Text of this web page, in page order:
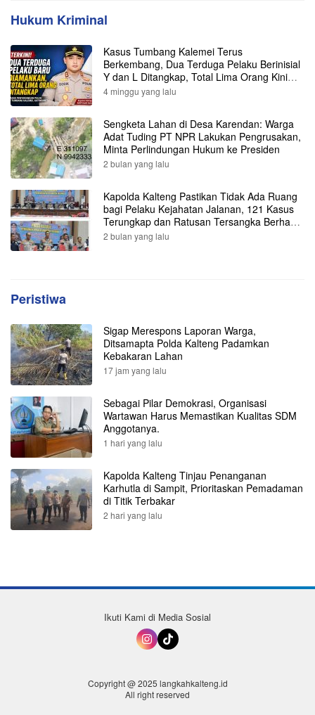
Hukum Kriminal
Kasus Tumbang Kalemei Terus
Berkembang, Dua Terduga Pelaku Berinisial
Y dan L Ditangkap, Total Lima Orang Kini
Diamankan Polisi
4 minggu yang lalu
Sengketa Lahan di Desa Karendan: Warga
Adat Tuding PT NPR Lakukan Pengrusakan,
Minta Perlindungan Hukum ke Presiden
2 bulan yang lalu
Kapolda Kalteng Pastikan Tidak Ada Ruang
bagi Pelaku Kejahatan Jalanan, 121 Kasus
Terungkap dan Ratusan Tersangka Berhasil
Dibekuk
2 bulan yang lalu
Peristiwa
Sigap Merespons Laporan Warga,
Ditsamapta Polda Kalteng Padamkan
Kebakaran Lahan
17 jam yang lalu
Sebagai Pilar Demokrasi, Organisasi
Wartawan Harus Memastikan Kualitas SDM
Anggotanya.
1 hari yang lalu
Kapolda Kalteng Tinjau Penanganan
Karhutla di Sampit, Prioritaskan Pemadaman
di Titik Terbakar
2 hari yang lalu
Ikuti Kami di Media Sosial
Copyright @ 2025 langkahkalteng.id
All right reserved